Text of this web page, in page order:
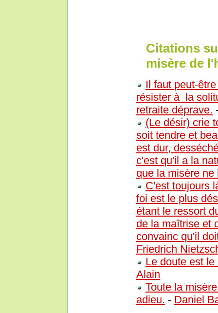
Citations
misère de
Il faut peut-
résister à la
retraite déprave.
(Le désir) crie
soit tendre et
est dur,
c'est qu'il a la
que la misère ne
C'est toujours
foi est le plus
étant le ressort
de la maîtrise et
convainc qu'il
Friedrich
Le doute est
Alain
Toute la
adieu. - Daniel